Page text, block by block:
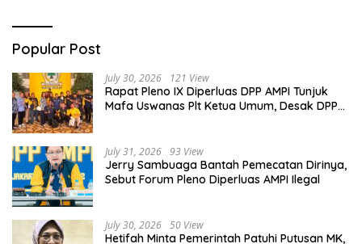
Popular Post
July 30, 2026 121 View
Rapat Pleno IX Diperluas DPP AMPI Tunjuk
Mafa Uswanas Plt Ketua Umum, Desak DPP
July 31, 2026 93 View
Jerry Sambuaga Bantah Pemecatan Dirinya,
Sebut Forum Pleno Diperluas AMPI Ilegal
July 30, 2026 50 View
Hetifah Minta Pemerintah Patuhi Putusan MK,